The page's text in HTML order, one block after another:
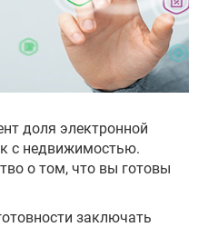
доля электронной
с недвижимостью.
о том, что вы готовы
заключать